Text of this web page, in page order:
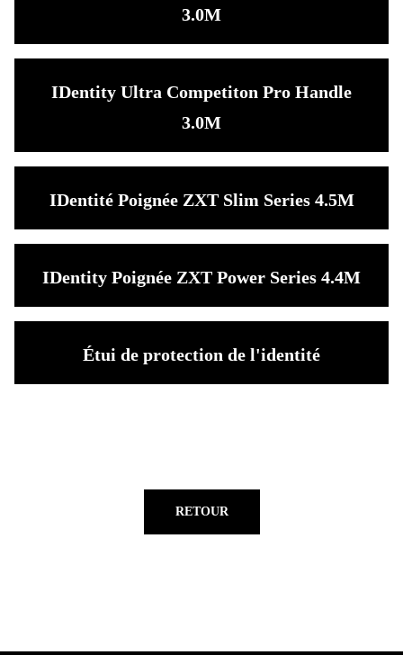
3.0M
IDentity Ultra Competiton Pro Handle
3.0M
IDentité Poignée ZXT Slim Series 4.5M
IDentity Poignée ZXT Power Series 4.4M
Étui de protection de l'identité
RETOUR